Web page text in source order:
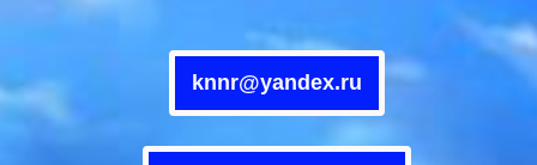
knnr@yandex.ru